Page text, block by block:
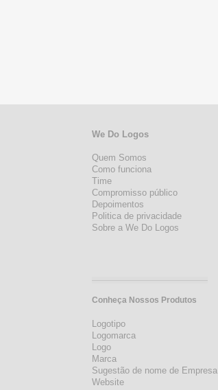
We Do Logos
Quem Somos
Como funciona
Time
Compromisso público
Depoimentos
Politica de privacidade
Sobre a We Do Logos
Conheça Nossos Produtos
Logotipo
Logomarca
Logo
Marca
Sugestão de nome de Empresa
Website